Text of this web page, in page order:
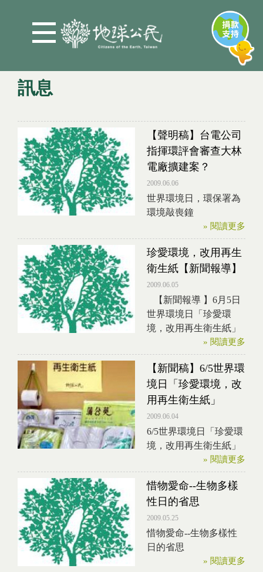
訊息
您在這裡
【聲明稿】台電公司
指揮環評會審查大林
電廠擴建案？
2009.06.06
世界環境日，環保署為
環境敲喪鐘
» 閱讀更多
珍愛環境，改用再生
衛生紙【新聞報導】
2009.06.05
【新聞報導 】6月5日
世界環境日「珍愛環
境，改用再生衛生紙」
» 閱讀更多
【新聞稿】6/5世界環
境日「珍愛環境，改
用再生衛生紙」
2009.06.04
6/5世界環境日「珍愛環
境，改用再生衛生紙」
» 閱讀更多
惜物愛命--生物多樣
性日的省思
2009.05.25
惜物愛命--生物多樣性
日的省思
» 閱讀更多